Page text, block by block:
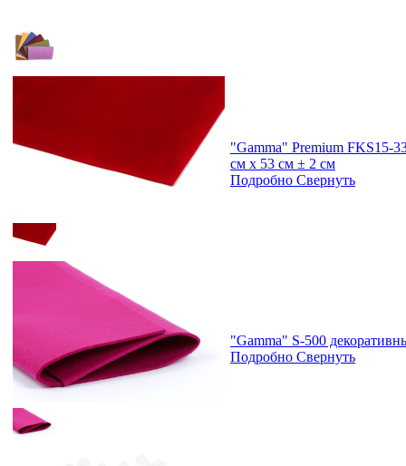
"Gamma" Premium FKS15-
см х 53 см ± 2 см
Подробно Свернуть
"Gamma" S-500
Подробно Свернуть